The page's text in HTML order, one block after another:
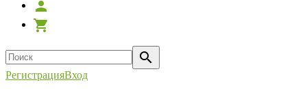
РегистрацияВход